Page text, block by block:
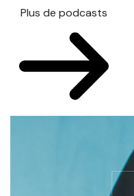
Plus de podcasts